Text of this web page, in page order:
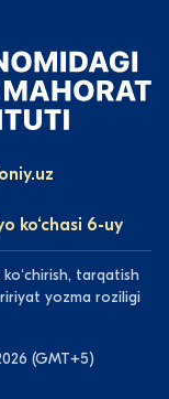
ko‘chasi 6-uy
tarqatish
yozma roziligi
(GMT+5)